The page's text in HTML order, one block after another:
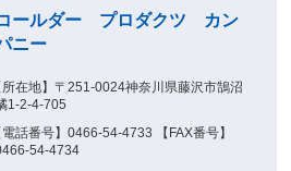
ールダー プロダクツ カン
ニー
所在地】〒251-0024神奈川県藤沢市鵠沼
1-2-4-705
電話番号】0466-54-4733 【FAX番号】
54-4734